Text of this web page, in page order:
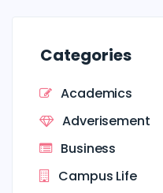
Categories
Academics
Adverisement
Business
Campus Life